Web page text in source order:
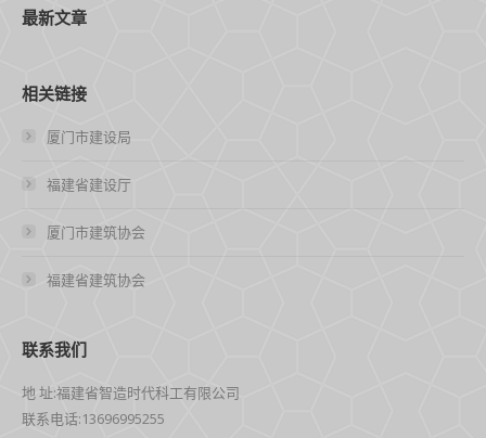
最新文章
相关链接
厦门市建设局
福建省建设厅
厦门市建筑协会
福建省建筑协会
联系我们
地 址:福建省智造时代科工有限公司
联系电话:13696995255